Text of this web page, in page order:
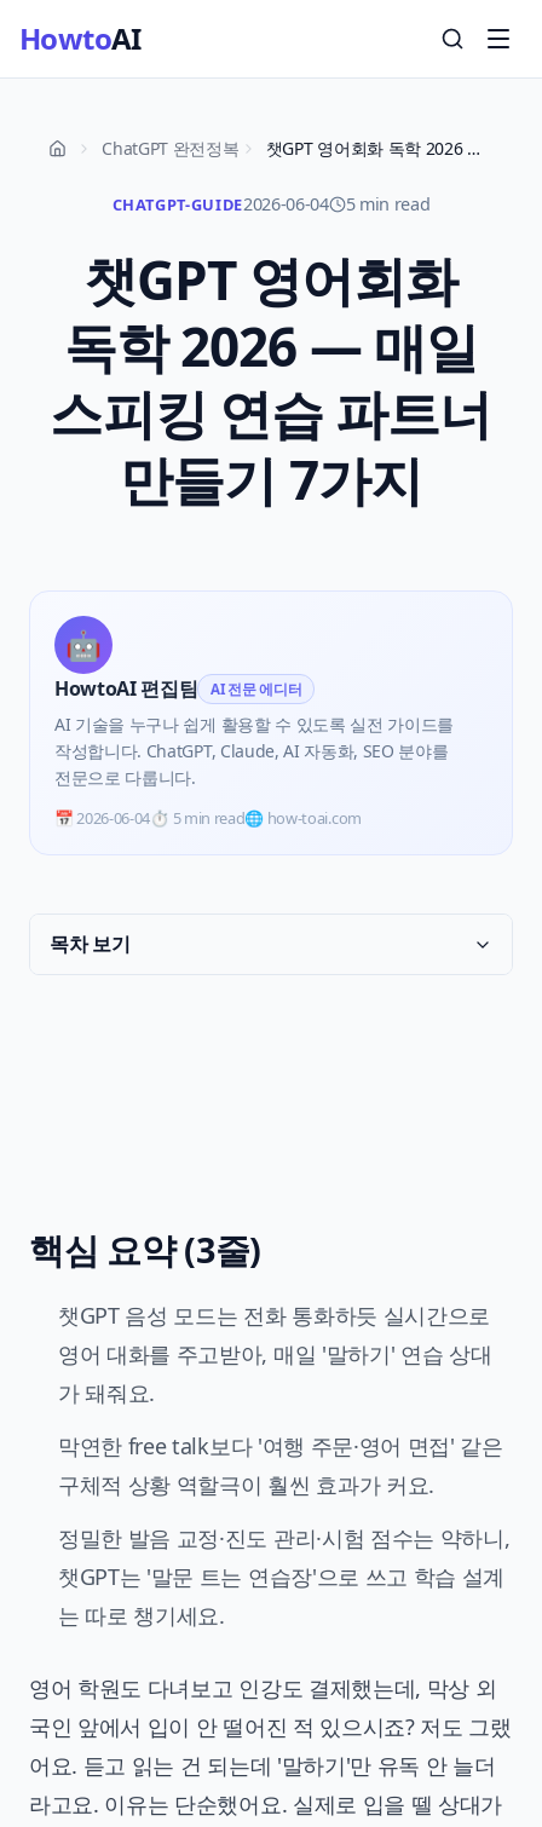
HowtoAI
ChatGPT 완전정복 챗GPT 영어회화 독학 2026 — 매일 스피킹 연습 파트너 만들기 7가지
CHATGPT-GUIDE2026-06-04 5 min read
챗GPT 영어회화
독학 2026 — 매일
스피킹 연습 파트너
만들기 7가지
🤖
HowtoAI 편집팀 AI 전문 에디터
AI 기술을 누구나 쉽게 활용할 수 있도록 실전 가이드를
작성합니다. ChatGPT, Claude, AI 자동화, SEO 분야를
전문으로 다룹니다.
📅2026-06-04⏱️ 5 min read🌐 how-toai.com
목차 보기
핵심 요약 (3줄)
챗GPT 음성 모드는 전화 통화하듯 실시간으로
영어 대화를 주고받아, 매일 '말하기' 연습 상대
가 돼줘요.
막연한 free talk보다 '여행 주문·영어 면접' 같은
구체적 상황 역할극이 훨씬 효과가 커요.
정밀한 발음 교정·진도 관리·시험 점수는 약하니,
챗GPT는 '말문 트는 연습장'으로 쓰고 학습 설계
는 따로 챙기세요.
영어 학원도 다녀보고 인강도 결제했는데, 막상 외
국인 앞에서 입이 안 떨어진 적 있으시죠? 저도 그랬
어요. 듣고 읽는 건 되는데 '말하기'만 유독 안 늘더
라고요. 이유는 단순했어요. 실제로 입을 뗄 상대가